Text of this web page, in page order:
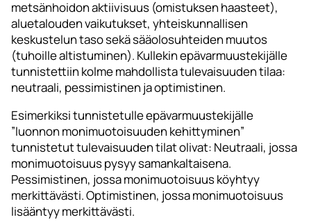
metsänhoidon aktiivisuus (omistuksen haasteet),
aluetalouden vaikutukset, yhteiskunnallisen
keskustelun taso sekä sääolosuhteiden muutos
(tuhoille altistuminen). Kullekin epävarmuustekijälle
tunnistettiin kolme mahdollista tulevaisuuden tilaa:
neutraali, pessimistinen ja optimistinen.
Esimerkiksi tunnistetulle epävarmuustekijälle
”luonnon monimuotoisuuden kehittyminen”
tunnistetut tulevaisuuden tilat olivat: Neutraali, jossa
monimuotoisuus pysyy samankaltaisena.
Pessimistinen, jossa monimuotoisuus köyhtyy
merkittävästi. Optimistinen, jossa monimuotoisuus
lisääntyy merkittävästi.